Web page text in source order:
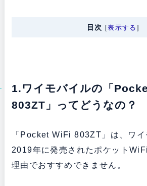
目次 [表示する ]
1.ワイモバイルの「
803ZT」ってどうなの？
「Pocket WiFi 803ZT」は、ワイ
2019年に発売されたポケット
理由でおすすめできません。